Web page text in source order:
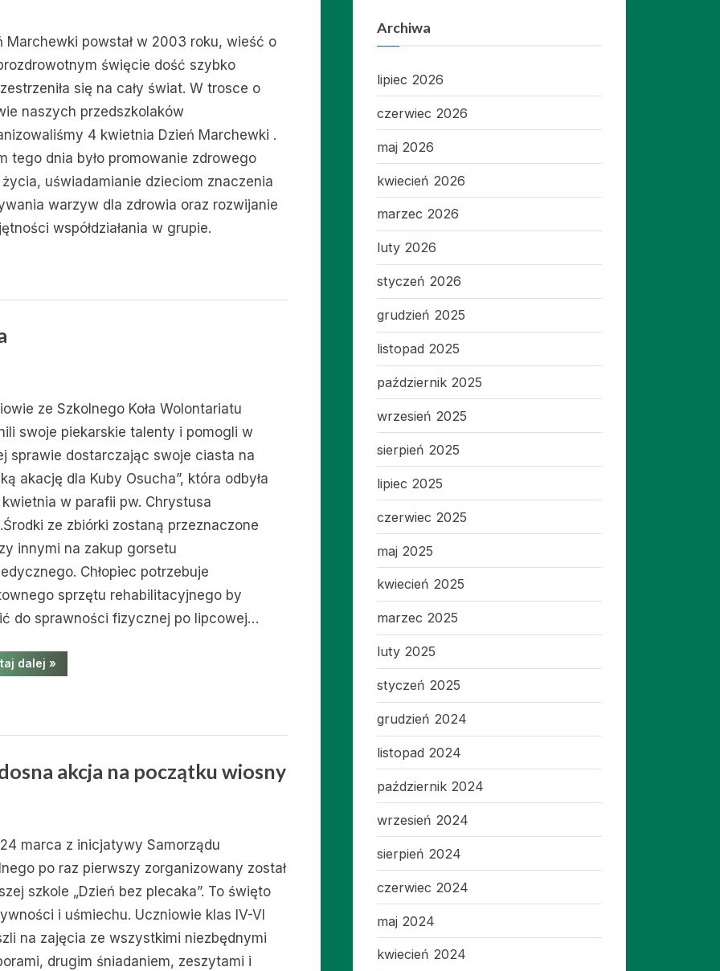
Marchewki powstał w 2003 roku, wieść o
święcie dość szybko
się na cały świat. W trosce o
naszych przedszkolaków
4 kwietnia Dzień Marchewki .
tego dnia było promowanie zdrowego
uświadamianie dzieciom znaczenia
warzyw dla zdrowia oraz rozwijanie
współdziałania w grupie.
ze Szkolnego Koła Wolontariatu
swoje piekarskie talenty i pomogli w
sprawie dostarczając swoje ciasta na
akację dla Kuby Osucha”, która odbyła
w parafii pw. Chrystusa
ze zbiórki zostaną przeznaczone
innymi na zakup gorsetu
Chłopiec potrzebuje
sprzętu rehabilitacyjnego by
do sprawności fizycznej po lipcowej…
dalej “Akcja
–
»
akcja na początku wiosny
marca z inicjatywy Samorządu
po raz pierwszy zorganizowany został
szkole „Dzień bez plecaka”. To święto
i uśmiechu. Uczniowie klas IV-VI
na zajęcia ze wszystkimi niezbędnymi
drugim śniadaniem, zeszytami i
Archiwa
lipiec 2026
czerwiec 2026
maj 2026
kwiecień 2026
marzec 2026
luty 2026
styczeń 2026
grudzień 2025
listopad 2025
październik 2025
wrzesień 2025
sierpień 2025
lipiec 2025
czerwiec 2025
maj 2025
kwiecień 2025
marzec 2025
luty 2025
styczeń 2025
grudzień 2024
listopad 2024
październik 2024
wrzesień 2024
sierpień 2024
czerwiec 2024
maj 2024
kwiecień 2024